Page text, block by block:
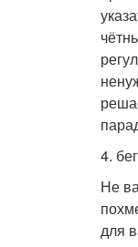
4.
Не
для